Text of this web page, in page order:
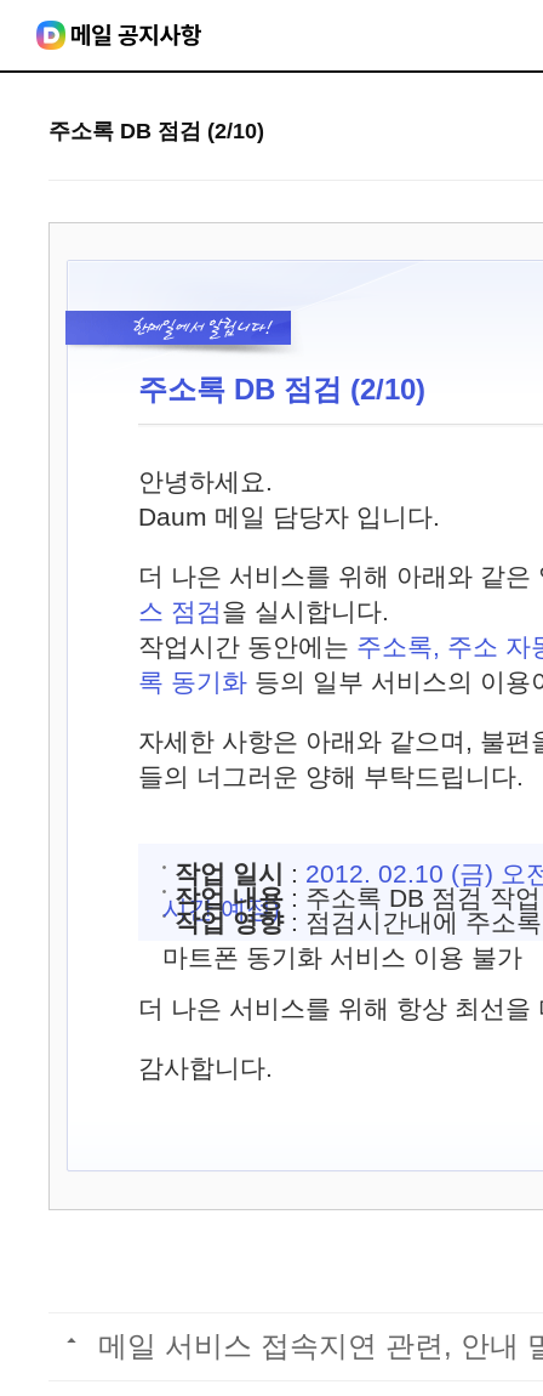
주소록 DB 점검 (2/10)
주소록 DB 점검 (2/10)
안녕하세요.
Daum 메일 담당자 입니다.
더 나은 서비스를 위해 아래와 같
스 점검을 실시합니다.
작업시간 동안에는 주소록, 주소 자
록 동기화등의 일부 서비스의 이용
자세한 사항은 아래와 같으며, 불편
들의 너그러운 양해 부탁드립니다.
작업 일시 : 2012. 02.10 (금) 오
시간 예정)
작업 내용: 주소록 DB 점검 작업
작업 영향: 점검시간내에 주소
마트폰 동기화 서비스 이용 불가
더 나은 서비스를 위해 항상 최선을
감사합니다.
메일 서비스 접속지연 관련, 안내